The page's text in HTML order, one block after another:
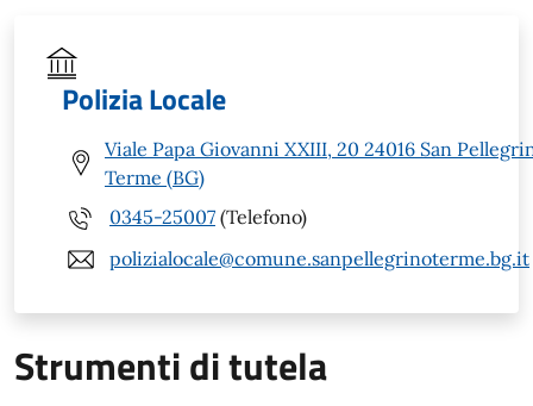
Polizia Locale
Viale Papa Giovanni XXIII, 20 24016 San
Terme (BG)
0345-25007 (Telefono)
polizialocale@comune.sanpellegrinoterme.bg.it
Strumenti di tutela